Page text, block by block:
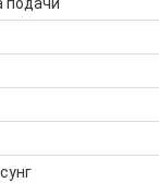
подачи